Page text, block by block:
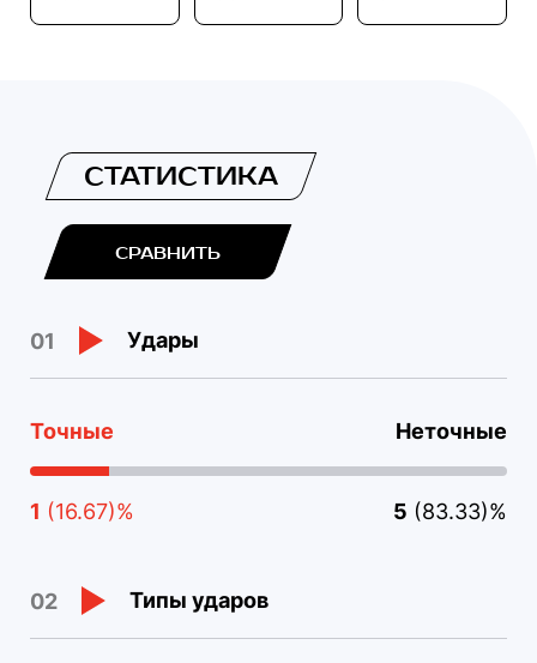
СТАТИСТИКА
СРАВНИТЬ
01 Удары
Точные Неточные
1 (16.67)% 5 (83.33)%
02 Типы ударов